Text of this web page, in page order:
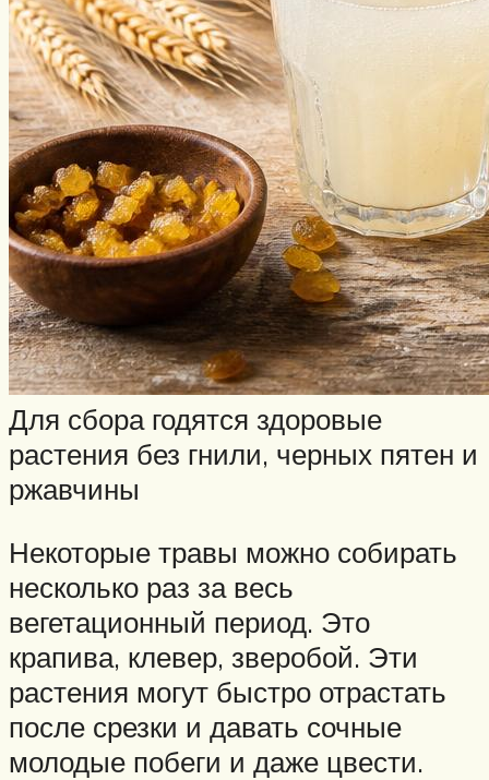
Для сбора годятся здоровые
растения без гнили, черных пятен и
ржавчины
Некоторые травы можно собирать
несколько раз за весь
вегетационный период. Это
крапива, клевер, зверобой. Эти
растения могут быстро отрастать
после срезки и давать сочные
молодые побеги и даже цвести.